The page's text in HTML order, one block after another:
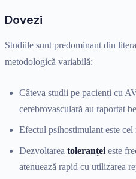
Dovezi
Studiile sunt predominant din
metodologică variabilă:
Câteva studii pe pacienți cu
cerebrovasculară au raportat
Efectul psihostimulant este
Dezvoltarea toleranței este
atenuează rapid cu utilizarea